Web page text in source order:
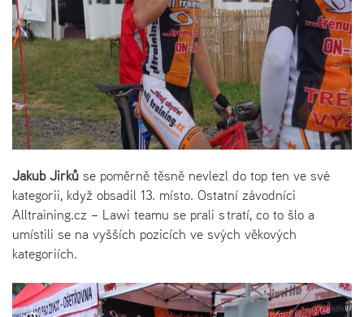
Jakub Jirků se poměrně těsně nevlezl do top ten ve své
kategorii, když obsadil 13. místo. Ostatní závodníci
Alltraining.cz – Lawi teamu se prali s tratí, co to šlo a
umístili se na vyšších pozicích ve svých věkových
kategoriích.